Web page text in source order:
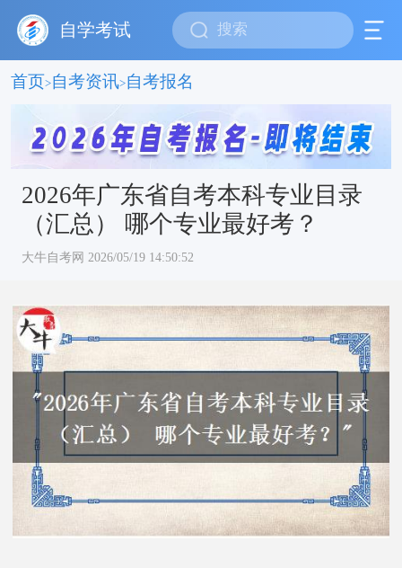
自学考试
首页>自考资讯>自考报名
2026年广东省自考本科专业目录
（汇总） 哪个专业最好考？
大牛自考网 2026/05/19 14:50:52